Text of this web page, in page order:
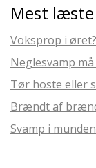
Mest læste
Voksprop i
Neglesvamp
Tør hoste eller
Brændt af
Svamp i